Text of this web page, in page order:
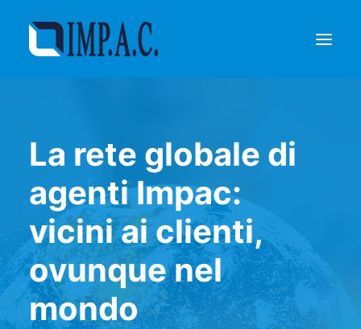
Confezionamento
Agenti
Referenze
Contatti
RICHIEDI INFORMAZIONI
La rete globale di
agenti Impac:
vicini ai clienti,
ovunque nel
mondo